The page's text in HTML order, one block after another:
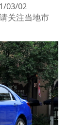
03/02
关注当地市